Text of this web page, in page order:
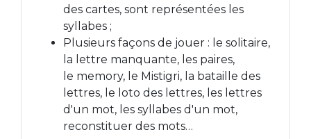
des cartes, sont représentées les
syllabes ;
Plusieurs façons de jouer : le solitaire,
la lettre manquante, les paires,
le memory, le Mistigri, la bataille des
lettres, le loto des lettres, les lettres
d'un mot, les syllabes d'un mot,
reconstituer des mots…